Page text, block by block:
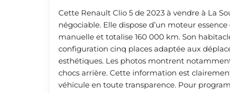
Cette Renault Clio 5 de 2023 à vendre à La
négociable. Elle dispose d’un moteur
manuelle et totalise 160 000 km. Son
configuration cinq places adaptée aux
esthétiques. Les photos montrent
chocs arrière. Cette information est
véhicule en toute transparence. Pour